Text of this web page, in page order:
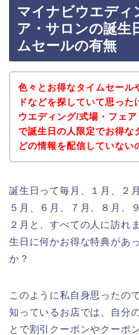
マイナビウエディ
ア・サロンの誕生
ムセールの有無
色々とお得なタイムセール
ドなどを探していて思った
ウエディング/式場・フェ
で誕生日の人限定でお得な
どの情報を配信していない
誕生日って毎月、１月、２
５月、６月、７月、８月、
２月と、すべての人に訪れ
生日に何かお得な特典があ
か？
このように私自身思ったの
知っているお店では、自分
とで割引クーポンやクーポ